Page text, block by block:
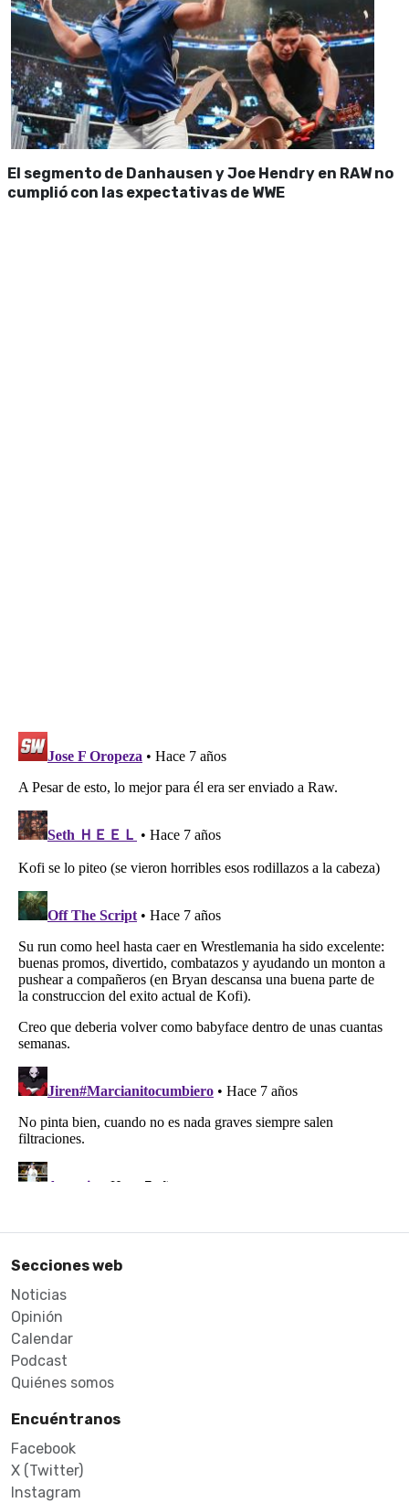
El segmento de Danhausen y Joe Hendry en RAW no
cumplió con las expectativas de WWE
Secciones web
Noticias
Opinión
Calendar
Podcast
Quiénes somos
Encuéntranos
Facebook
X (Twitter)
Instagram